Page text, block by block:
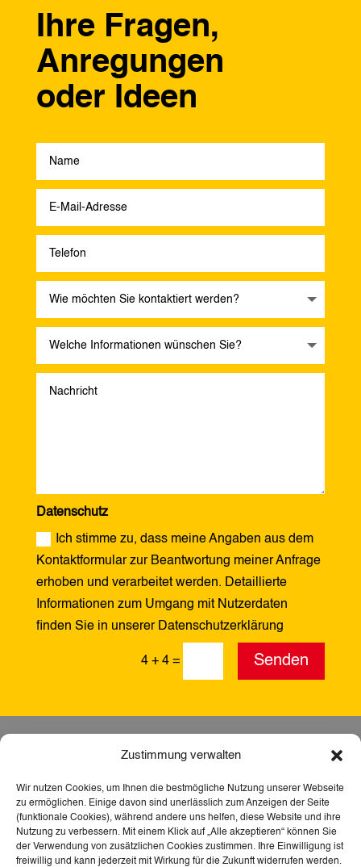
Zustimmung verwalten
Wir nutzen Cookies, um Ihnen die bestmögliche Nutzung unserer Webseite
zu ermöglichen. Einige davon sind unerlässlich zum Anzeigen der Seite
(funktionale Cookies), während andere uns helfen, diese Website und ihre
Nutzung zu verbessern. Mit einem Klick auf „Alle akzeptieren“ können Sie
der Verwendung von zusätzlichen Cookies zustimmen. Ihre Einwilligung ist
freiwillig und kann jederzeit mit Wirkung für die Zukunft widerrufen werden.
Ihre Fragen,
Anregungen
oder Ideen
Datenschutz
Ich stimme zu, dass meine Angaben aus dem
Kontaktformular zur Beantwortung meiner Anfrage
erhoben und verarbeitet werden. Detaillierte
Informationen zum Umgang mit Nutzerdaten
finden Sie in unserer Datenschutzerklärung
4 + 4 = Senden